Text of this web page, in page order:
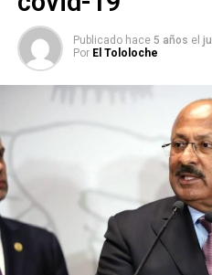
Publicado hace 5 años el
Por El Tololoche